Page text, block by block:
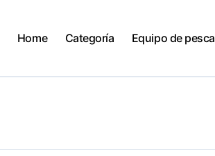
Home Categoría Equipo de pesca